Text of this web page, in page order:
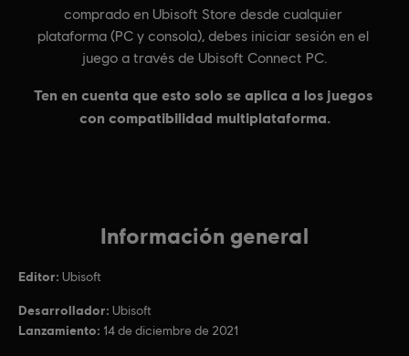
Información general
Editor: Ubisoft
Desarrollador: Ubisoft
Lanzamiento: 14 de diciembre de 2021